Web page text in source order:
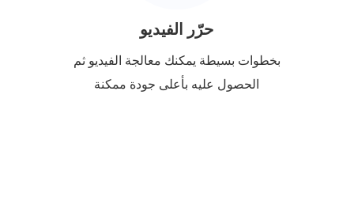
حرّر الفيديو
بخطوات بسيطة يمكنك معالجة الفيديو ثم
الحصول عليه بأعلى جودة ممكنة